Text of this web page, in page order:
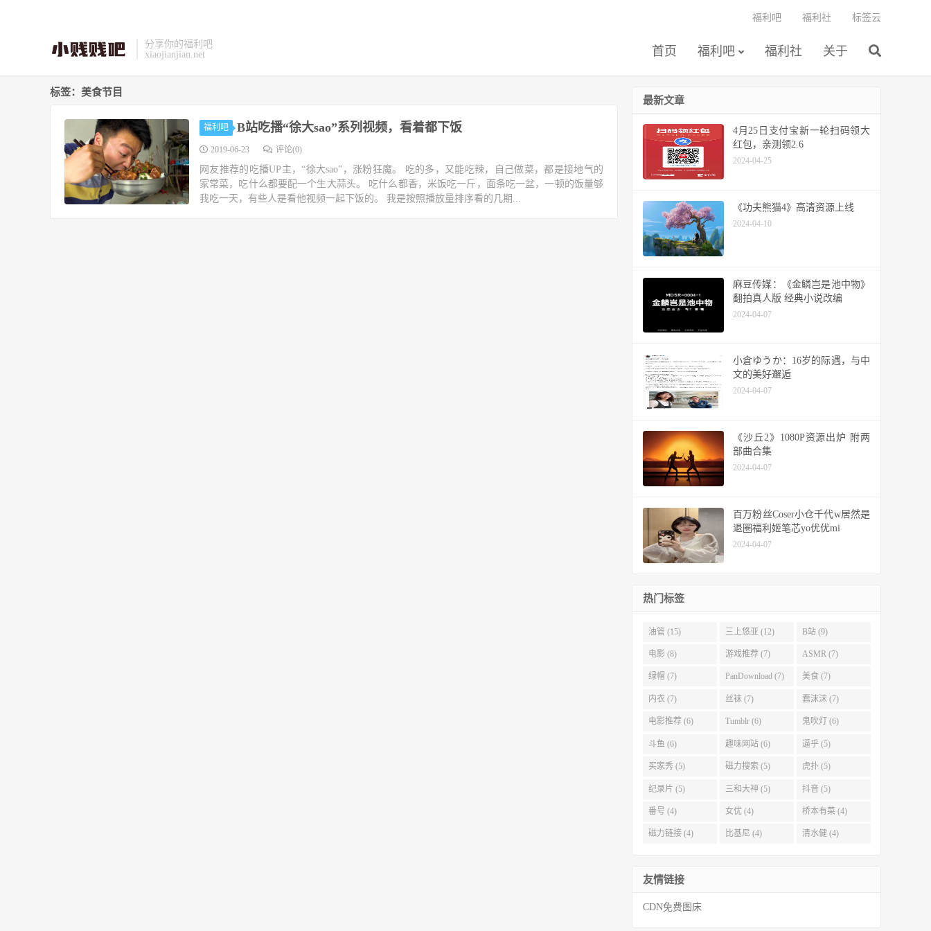
分享你的福利吧
xiaojianjian.net
首页 福利吧 福利社 关于
福利吧 福利社 标签云
标签：美食节目
福利吧 B站吃播“徐大sao”系列视频，看着都下饭
2019-06-23 评论(0)
网友推荐的吃播UP主，“徐大sao”，涨粉狂魔。 吃的多，又能吃辣，自己做菜，都是接地气的
家常菜，吃什么都要配一个生大蒜头。 吃什么都香，米饭吃一斤，面条吃一盆，一顿的饭量够
我吃一天，有些人是看他视频一起下饭的。 我是按照播放量排序看的几期...
最新文章
4月25日支付宝新一轮扫码领大
红包，亲测领2.6
2024-04-25
《功夫熊猫4》高清资源上线
2024-04-10
麻豆传媒：《金鳞岂是池中物》
翻拍真人版 经典小说改编
2024-04-07
小倉ゆうか：16岁的际遇，与中
文的美好邂逅
2024-04-07
《沙丘2》1080P资源出炉 附两
部曲合集
2024-04-07
百万粉丝Coser小仓千代w居然是
退圈福利姬笔芯yo优优mi
2024-04-07
热门标签
油管 (15) 三上悠亚 (12) B站 (9)
电影 (8) 游戏推荐 (7) ASMR (7)
绿帽 (7) PanDownload (7) 美食 (7)
内衣 (7) 丝袜 (7) 蠢沫沫 (7)
电影推荐 (6) Tumblr (6) 鬼吹灯 (6)
斗鱼 (6) 趣味网站 (6) 逼乎 (5)
买家秀 (5) 磁力搜索 (5) 虎扑 (5)
纪录片 (5) 三和大神 (5) 抖音 (5)
番号 (4) 女优 (4) 桥本有菜 (4)
磁力链接 (4) 比基尼 (4) 清水健 (4)
友情链接
CDN免费图床